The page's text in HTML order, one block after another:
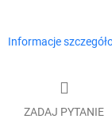
Informacje
ZADAJ PYTANIE